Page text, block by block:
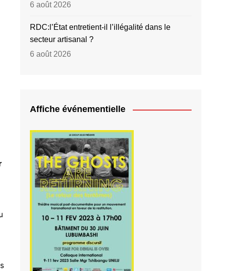
6 août 2026
RDC:l’État entretient-il l’illégalité dans le
secteur artisanal ?
6 août 2026
Affiche événementielle